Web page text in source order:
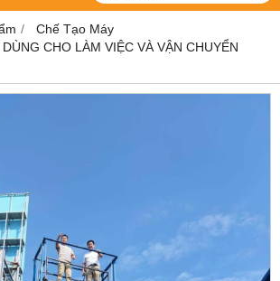
Chế Tạo Máy
CHO LÀM VIỆC VÀ VẬN CHUYỂN